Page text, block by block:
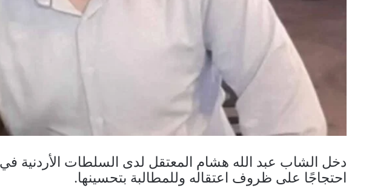
دخل الشاب عبد الله هشام المعتقل لدى السلطات الأردنية
احتجاجًا على ظروف اعتقاله وللمطالبة بتحسينها.